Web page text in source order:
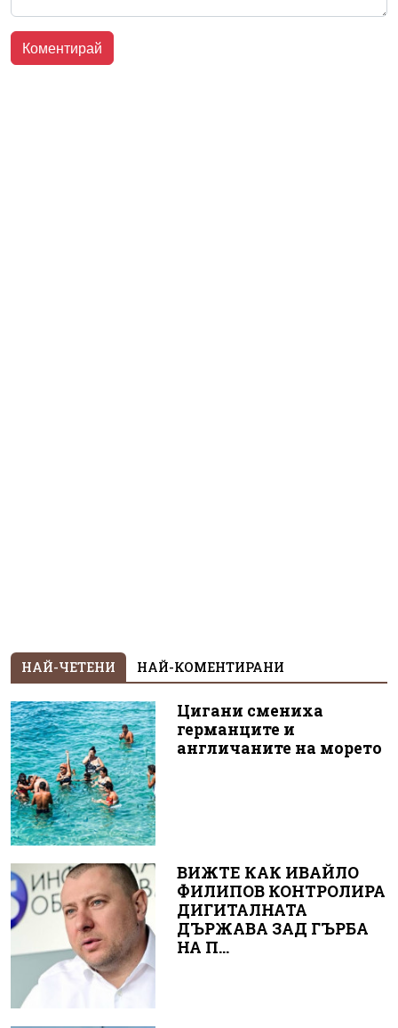
НАЙ-ЧЕТЕНИ НАЙ-КОМЕНТИРАНИ
Цигани смениха
германците и
англичаните на морето
ВИЖТЕ КАК ИВАЙЛО
ФИЛИПОВ КОНТРОЛИРА
ДИГИТАЛНАТА
ДЪРЖАВА ЗАД ГЪРБА
НА П...